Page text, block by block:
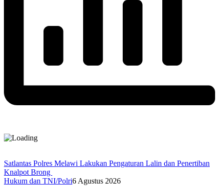
Satlantas Polres Melawi Lakukan Pengaturan Lalin dan Penertiban
Knalpot Brong
Hukum dan TNI/Polri6 Agustus 2026